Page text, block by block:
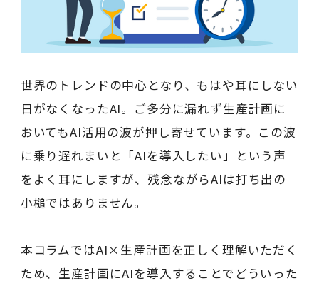
世界のトレンドの中心となり、もはや耳にしない
日がなくなったAI。ご多分に漏れず生産計画に
おいてもAI活用の波が押し寄せています。この波
に乗り遅れまいと「AIを導入したい」という声
をよく耳にしますが、残念ながらAIは打ち出の
小槌ではありません。
本コラムではAI×生産計画を正しく理解いただく
ため、生産計画にAIを導入することでどういった